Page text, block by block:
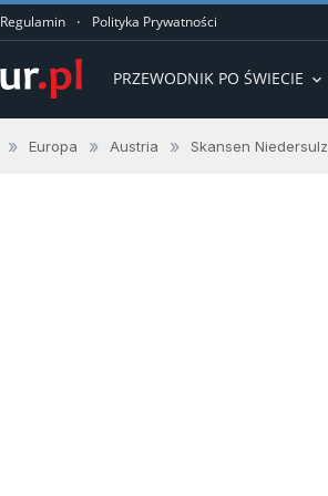
Regulamin · Polityka Prywatności
PRZEWODNIK PO ŚWIECIE expand_more
» Europa » Austria » Skansen Niedersulz